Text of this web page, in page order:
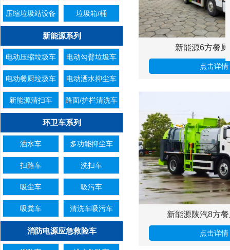
压缩垃圾站设备 垃圾箱/桶
新能源系列
电动压缩垃圾车 电动勾臂垃圾车
电动餐厨垃圾车 电动洒水抑尘车
新能源清扫车 路面/护栏清洗车
环卫车系列
洒水车 多功能抑尘车
扫路车 洗扫车
吸尘车 吸污车
吸粪车 清洗车吸污车
消防电源应急救险车
新能源6方餐
点击详情
新能源陕汽8方
点击详情